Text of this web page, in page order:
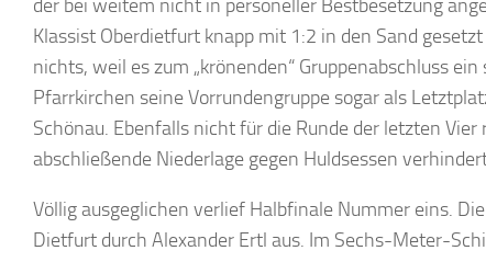
der bei weitem nicht in personeller Bestbesetzung
Klassist Oberdietfurt knapp mit 1:2 in den Sand
nichts, weil es zum „krönenden“ Gruppenabschluss
Pfarrkirchen seine Vorrundengruppe sogar als
Schönau. Ebenfalls nicht für die Runde der letzten
abschließende Niederlage gegen Huldsessen
Völlig ausgeglichen verlief Halbfinale Nummer eins.
Dietfurt durch Alexander Ertl aus. Im Sechs-Meter-